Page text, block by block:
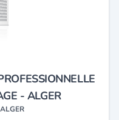
- ALGER